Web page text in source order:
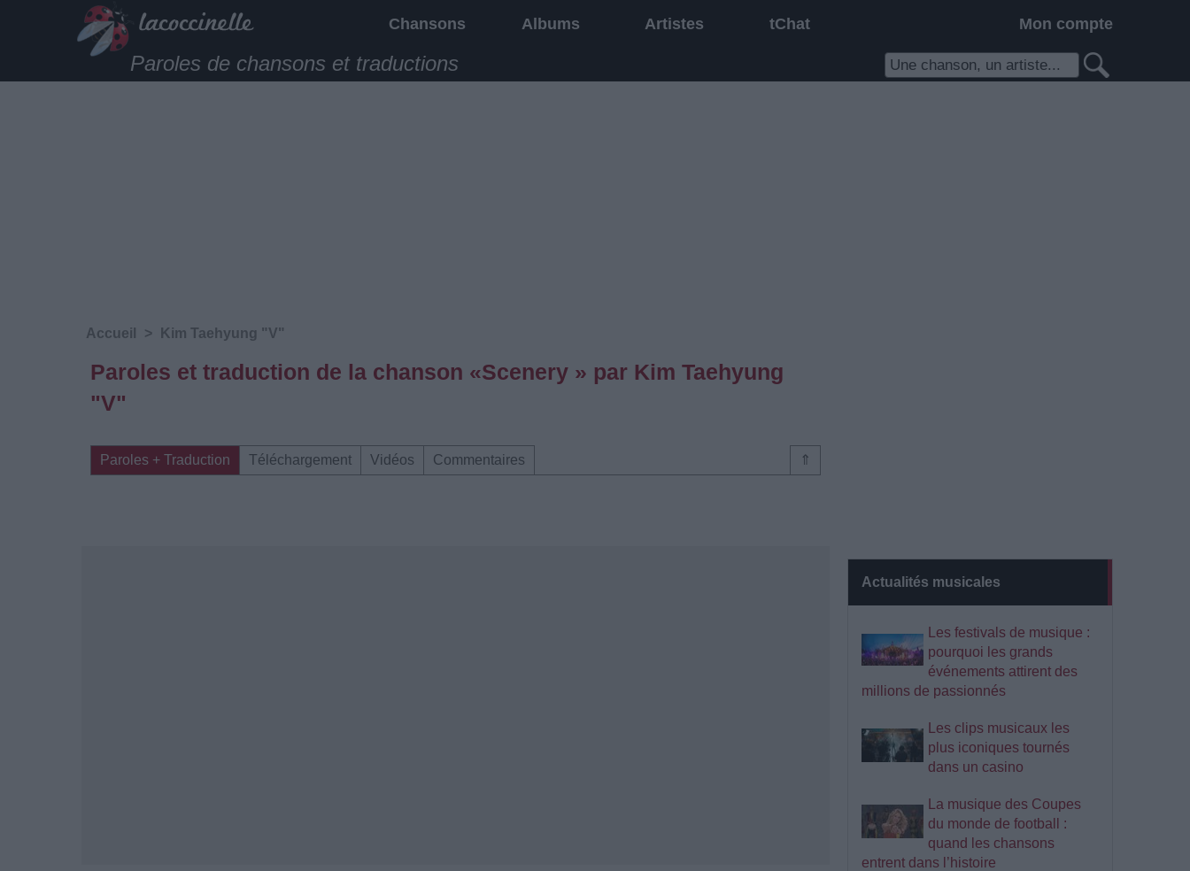
Chansons Albums Artistes tChat Mon compte
Paroles de chansons et traductions
Actualités musicales
Les festivals de musique :
pourquoi les grands
événements attirent des
millions de passionnés
Les clips musicaux les
plus iconiques tournés
dans un casino
La musique des Coupes
du monde de football :
quand les chansons
entrent dans l’histoire
Accueil > Kim Taehyung "V"
Paroles et traduction de la chanson «Scenery » par Kim Taehyung
"V"
⇑
Paroles + Traduction Téléchargement Vidéos Commentaires